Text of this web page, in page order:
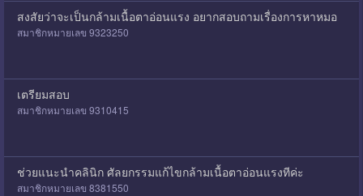
สงสัยว่าจะเป็นกล้ามเนื้อตาอ่อนแรง อยากสอบถามเรื่องการหาหมอ
สมาชิกหมายเลข 9323250
เตรียมสอบ
สมาชิกหมายเลข 9310415
ช่วยแนะนำคลินิก ศัลยกรรมแก้ไขกล้ามเนื้อตาอ่อนแรงทีค่ะ
สมาชิกหมายเลข 8381550